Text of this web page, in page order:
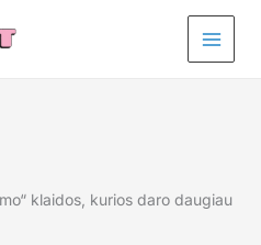
klaidos, kurios daro daugiau